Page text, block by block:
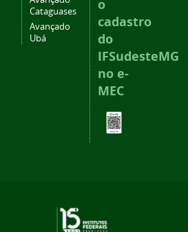
Cataguases
Avançado
Ubá
o
cadastro
do
IFSudesteMG
no e-
MEC